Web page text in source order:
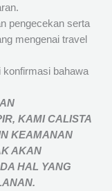
pengecekan serta
mengenai travel
bahawa
KAMICALISTA
KEAMANAN
AKAN
HAL YANG
.